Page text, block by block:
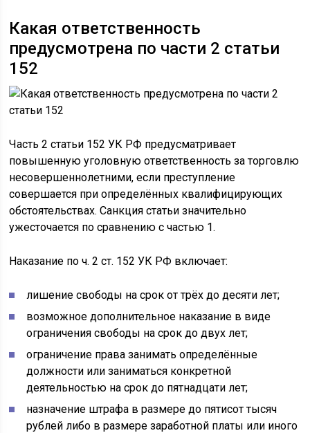
Какая ответственность
предусмотрена по части 2 статьи
152
Часть 2 статьи 152 УК РФ предусматривает
повышенную уголовную ответственность за торговлю
несовершеннолетними, если преступление
совершается при определённых квалифицирующих
обстоятельствах. Санкция статьи значительно
ужесточается по сравнению с частью 1.
Наказание по ч. 2 ст. 152 УК РФ включает:
лишение свободы на срок от трёх до десяти лет;
возможное дополнительное наказание в виде
ограничения свободы на срок до двух лет;
ограничение права занимать определённые
должности или заниматься конкретной
деятельностью на срок до пятнадцати лет;
назначение штрафа в размере до пятисот тысяч
рублей либо в размере заработной платы или иного